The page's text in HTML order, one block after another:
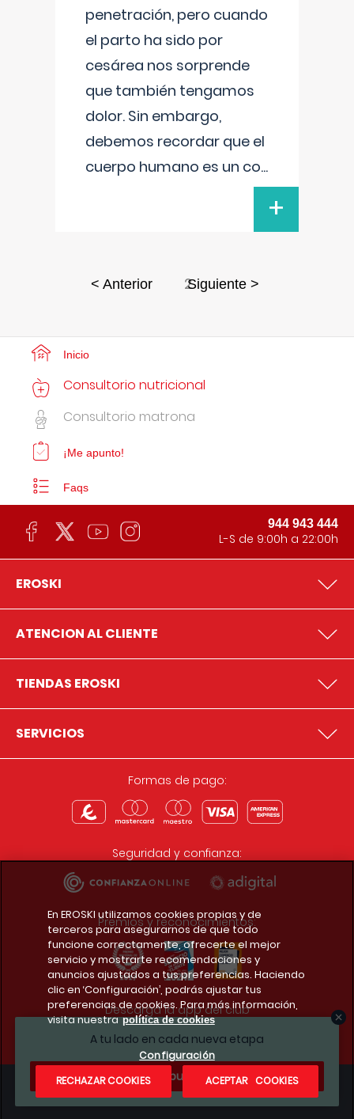
penetración, pero cuando
el parto ha sido por
cesárea nos sorprende
que también tengamos
dolor. Sin embargo,
debemos recordar que el
cuerpo humano es un co...
+
< Anterior 2Siguiente >
A tu lado en cada nueva etapa
¿Te apuntas?
Inicio
Consultorio nutricional
Consultorio matrona
¡Me apunto!
Faqs
944 943 444
L-S de 9:00h a 22:00h
EROSKI
ATENCION AL CLIENTE
TIENDAS EROSKI
SERVICIOS
Formas de pago:
Seguridad y confianza:
Premios y reconocimientos:
Descarga la app del club
Condiciones legales
En EROSKI utilizamos cookies propias y de
terceros para asegurarnos de que todo
funcione correctamente, ofrecerte el mejor
servicio y mostrarte recomendaciones y
anuncios ajustados a tus preferencias. Haciendo
clic en ‘Configuración’, podrás ajustar tus
preferencias de cookies. Para más información,
visita nuestra política de cookies
Configuración
RECHAZAR COOKIES
ACEPTAR COOKIES